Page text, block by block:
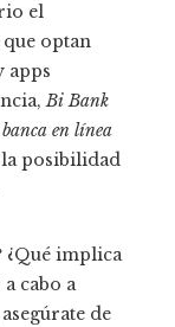
el
optan
apps
Bi Bank
en línea
la posibilidad
¿Qué implica
cabo a
de